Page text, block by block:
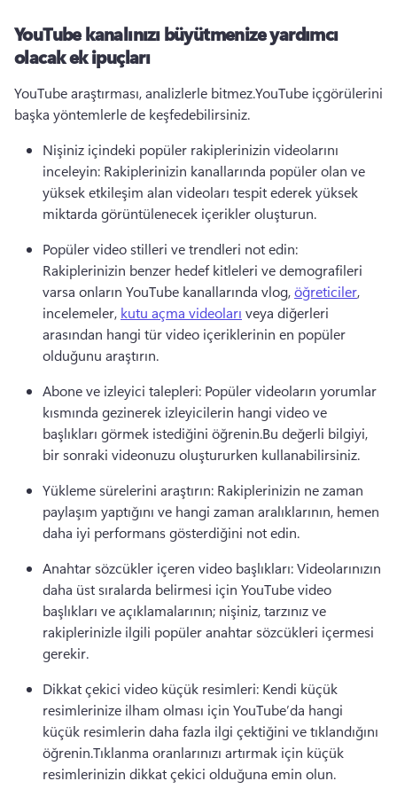
YouTube kanalınızı büyütmenize yardımcı
olacak ek ipuçları
YouTube araştırması, analizlerle bitmez.YouTube içgörülerini
başka yöntemlerle de keşfedebilirsiniz.
Nişiniz içindeki popüler rakiplerinizin videolarını
inceleyin: Rakiplerinizin kanallarında popüler olan ve
yüksek etkileşim alan videoları tespit ederek yüksek
miktarda görüntülenecek içerikler oluşturun.
Popüler video stilleri ve trendleri not edin:
Rakiplerinizin benzer hedef kitleleri ve demografileri
varsa onların YouTube kanallarında vlog, öğreticiler,
incelemeler, kutu açma videoları veya diğerleri
arasından hangi tür video içeriklerinin en popüler
olduğunu araştırın.
Abone ve izleyici talepleri: Popüler videoların yorumlar
kısmında gezinerek izleyicilerin hangi video ve
başlıkları görmek istediğini öğrenin.Bu değerli bilgiyi,
bir sonraki videonuzu oluştururken kullanabilirsiniz.
Yükleme sürelerini araştırın: Rakiplerinizin ne zaman
paylaşım yaptığını ve hangi zaman aralıklarının, hemen
daha iyi performans gösterdiğini not edin.
Anahtar sözcükler içeren video başlıkları: Videolarınızın
daha üst sıralarda belirmesi için YouTube video
başlıkları ve açıklamalarının; nişiniz, tarzınız ve
rakiplerinizle ilgili popüler anahtar sözcükleri içermesi
gerekir.
Dikkat çekici video küçük resimleri: Kendi küçük
resimlerinize ilham olması için YouTube’da hangi
küçük resimlerin daha fazla ilgi çektiğini ve tıklandığını
öğrenin.Tıklanma oranlarınızı artırmak için küçük
resimlerinizin dikkat çekici olduğuna emin olun.